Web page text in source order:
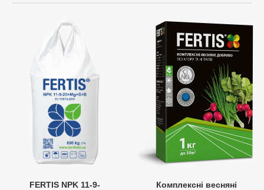
FERTIS NPK 11-9-
Комплексні весняні